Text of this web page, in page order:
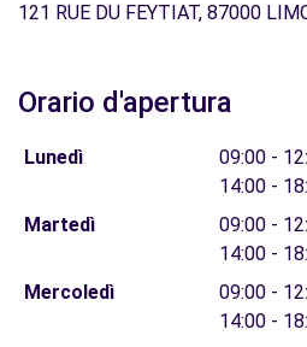
121 RUE DU FEYTIAT, 87000
Orario d'apertura
Lunedì
09:00 -
14:00 -
Martedì
09:00 -
14:00 -
Mercoledì
09:00 -
14:00 -